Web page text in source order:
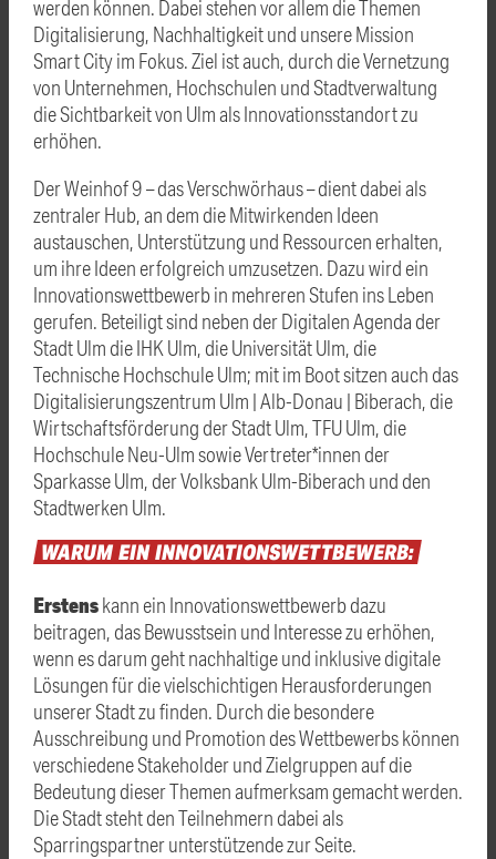
werden können. Dabei stehen vor allem die Themen
Digitalisierung, Nachhaltigkeit und unsere Mission
Smart City im Fokus. Ziel ist auch, durch die Vernetzung
von Unternehmen, Hochschulen und Stadtverwaltung
die Sichtbarkeit von Ulm als Innovationsstandort zu
erhöhen.
Der Weinhof 9 – das Verschwörhaus – dient dabei als
zentraler Hub, an dem die Mitwirkenden Ideen
austauschen, Unterstützung und Ressourcen erhalten,
um ihre Ideen erfolgreich umzusetzen. Dazu wird ein
Innovationswettbewerb in mehreren Stufen ins Leben
gerufen. Beteiligt sind neben der Digitalen Agenda der
Stadt Ulm die IHK Ulm, die Universität Ulm, die
Technische Hochschule Ulm; mit im Boot sitzen auch das
Digitalisierungszentrum Ulm | Alb-Donau | Biberach, die
Wirtschaftsförderung der Stadt Ulm, TFU Ulm, die
Hochschule Neu-Ulm sowie Vertreter*innen der
Sparkasse Ulm, der Volksbank Ulm-Biberach und den
Stadtwerken Ulm.
WARUM EININNOVATIONSWETTBEWERB:
Erstenskann ein Innovationswettbewerb dazu
beitragen, das Bewusstsein und Interesse zu erhöhen,
wenn es darum geht nachhaltige und inklusive digitale
Lösungen für die vielschichtigen Herausforderungen
unserer Stadt zu finden. Durch die besondere
Ausschreibung und Promotion des Wettbewerbs können
verschiedene Stakeholder und Zielgruppen auf die
Bedeutung dieser Themen aufmerksam gemacht werden.
Die Stadt steht den Teilnehmern dabei als
Sparringspartner unterstützende zur Seite.